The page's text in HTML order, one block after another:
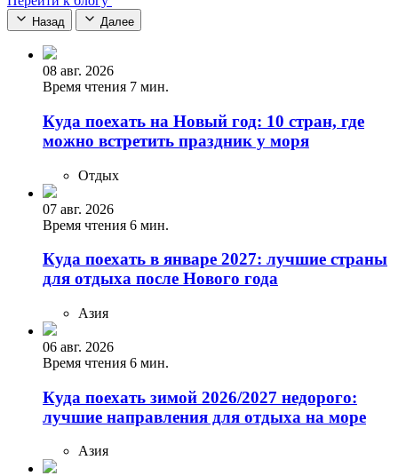
Назад Далее
08 авг. 2026
Время чтения 7 мин.
Куда поехать на Новый год: 10 стран, где
можно встретить праздник у моря
Отдых
07 авг. 2026
Время чтения 6 мин.
Куда поехать в январе 2027: лучшие страны
для отдыха после Нового года
Азия
06 авг. 2026
Время чтения 6 мин.
Куда поехать зимой 2026/2027 недорого:
лучшие направления для отдыха на море
Азия